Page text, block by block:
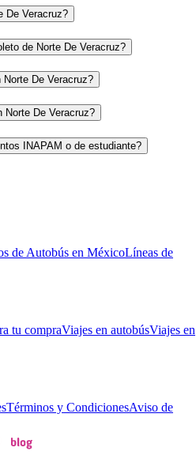
De Veracruz?
de Norte De Veracruz?
De Veracruz?
Norte De Veracruz?
INAPAM o de estudiante?
de Autobús en MéxicoLíneas de
tu compraViajes en autobúsViajes en
Términos y CondicionesAviso de